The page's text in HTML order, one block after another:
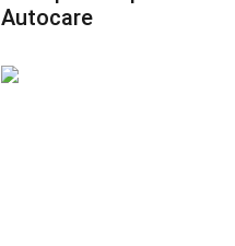
Autocare